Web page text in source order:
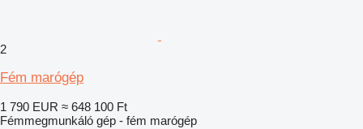
2
Fém marógép
1 790 EUR ≈ 648 100 Ft
Fémmegmunkáló gép - fém marógép